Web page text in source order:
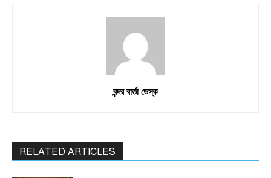
বন্দর বার্তা ডেস্ক
RELATED ARTICLES